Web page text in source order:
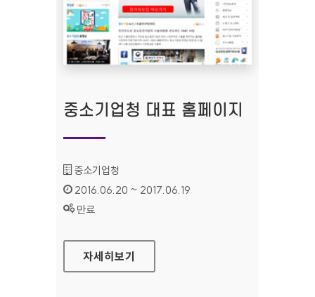
중소기업청 대표 홈페이지
기관명 :
중소기업청
인증기간 :
2016.06.20 ~ 2017.06.19
상태 :
만료
중소기업청 대표 홈페이지
자세히보기